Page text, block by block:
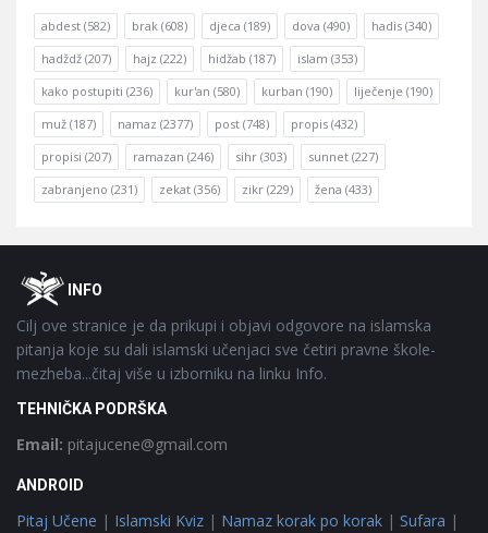
abdest (582) brak (608) djeca (189) dova (490) hadis (340)
hadždž (207) hajz (222) hidžab (187) islam (353)
kako postupiti (236) kur'an (580) kurban (190) liječenje (190)
muž (187) namaz (2377) post (748) propis (432)
propisi (207) ramazan (246) sihr (303) sunnet (227)
zabranjeno (231) zekat (356) zikr (229) žena (433)
FooterOINFO
Cilj ove stranice je da prikupi i objavi odgovore na islamska
pitanja koje su dali islamski učenjaci sve četiri pravne škole-
mezheba...čitaj više u izborniku na linku Info.
TEHNIČKA PODRŠKA
Email: pitajucene@gmail.com
ANDROID
Pitaj Učene | Islamski Kviz | Namaz korak po korak | Sufara |